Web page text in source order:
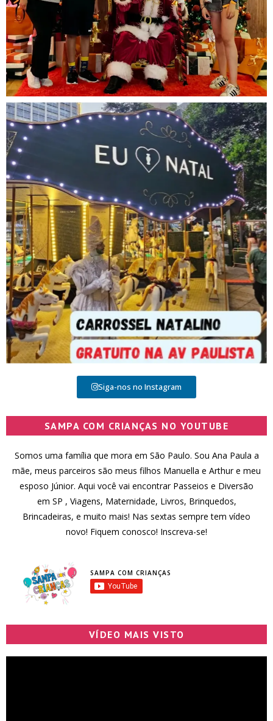
Siga-nos no Instagram
SAMPA COM CRIANÇAS NO YOUTUBE
Somos uma família que mora em São Paulo. Sou Ana Paula a
mãe, meus parceiros são meus filhos Manuella e Arthur e meu
esposo Júnior. Aqui você vai encontrar Passeios e Diversão
em SP , Viagens, Maternidade, Livros, Brinquedos,
Brincadeiras, e muito mais! Nas sextas sempre tem vídeo
novo! Fiquem conosco! Inscreva-se!
SAMPA COM CRIANÇAS
VÍDEO MAIS VISTO